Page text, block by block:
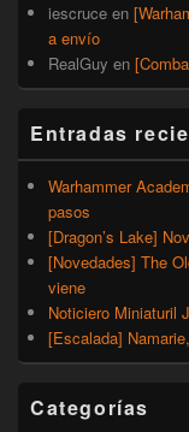
iescruce en
a envío
RealGuy en
Entradas
Warhammer
pasos
[Dragon’s Lake]
[Novedades] The
viene
Noticiero Miniaturil
[Escalada]
Categorías